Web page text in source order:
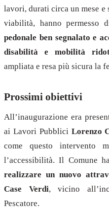
lavori, durati circa un mese
viabilità, hanno permesso
pedonale ben segnalato e
disabilità e mobilità
ampliata e resa più sicura la
Prossimi obiettivi
All’inaugurazione era
ai Lavori Pubblici Lorenzo
come questo intervento
l’accessibilità. Il Comune
realizzare un nuovo
Case Verdi, vicino
Pescatore.